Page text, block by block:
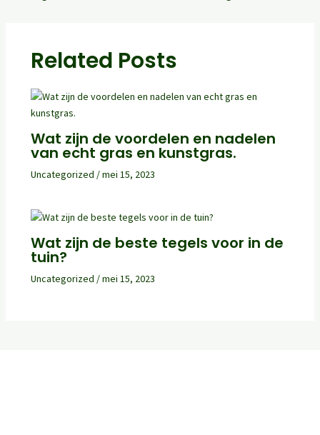
Related Posts
Wat zijn de voordelen en nadelen
van echt gras en kunstgras.
Uncategorized /mei 15, 2023
Wat zijn de beste tegels voor in de
tuin?
Uncategorized /mei 15, 2023